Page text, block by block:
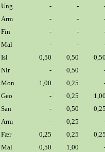
Ung - -
Arm - -
Fin - -
Mal - -
Isl 0,50 0,50
Nir - 0,50
Mon 1,00 0,25
Geo - 0,25
San - 0,50
Arm - 0,25
Fær 0,25 0,25
Mal 0,50 1,00